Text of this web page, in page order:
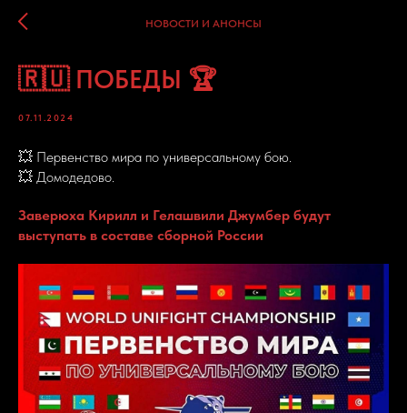
НОВОСТИ И АНОНСЫ
🇷🇺 ПОБЕДЫ 🏆
07.11.2024
💥 Первенство мира по универсальному бою.
💥 Домодедово.
Заверюха Кирилл и Гелашвили Джумбер будут
выступать в составе сборной России